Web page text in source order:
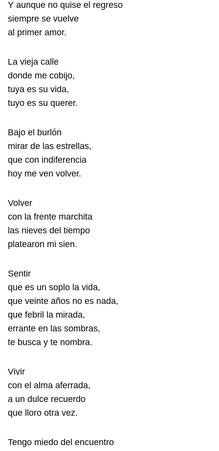
Y aunque no quise el regreso
siempre se vuelve
al primer amor.
La vieja calle
donde me cobijo,
tuya es su vida,
tuyo es su querer.
Bajo el burlón
mirar de las estrellas,
que con indiferencia
hoy me ven volver.
Volver
con la frente marchita
las nieves del tiempo
platearon mi sien.
Sentir
que es un soplo la vida,
que veinte años no es nada,
que febril la mirada,
errante en las sombras,
te busca y te nombra.
Vivir
con el alma aferrada,
a un dulce recuerdo
que lloro otra vez.
Tengo miedo del encuentro